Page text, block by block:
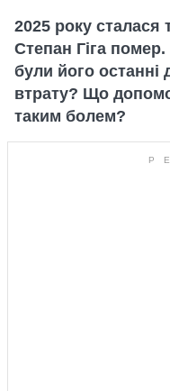
2025 року сталася
Степан Гіга
були його
втрату? Що
таким болем?